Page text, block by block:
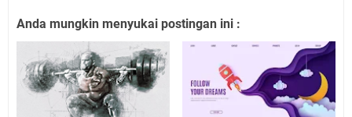
Anda mungkin menyukai postingan ini :